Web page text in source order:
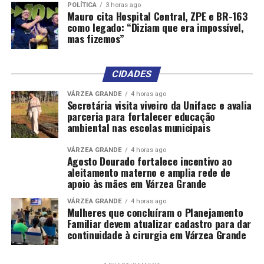
Emídio também criticou a ausência de projetos
habitacionais para remanejamento das famílias e
lembrou que a ocupação da região começou no fim da
Presidente do bairro Silvanópolis, Jurandir Souza,
afirmou que os moradores foram surpreendidos pela
sentença judicial e relatou que a comunidade aguardava
estudos técnicos que poderiam apontar soluções para
permanência de parte das famílias.
“Hoje são cerca de 1.500 famílias vivendo ali. Tem
idosos, cadeirantes, muitas crianças. A expectativa
sempre foi de regularização, por ser uma área do
estado”, afirmou.
Já o presidente do Paraisópolis, Mário Domingos da
POLÍTICA 3 horas ago
Mauro cita Hospital Central, ZPE e BR-163
como legado: “Diziam que era impossível,
mas fizemos”
CIDADES
VÁRZEA GRANDE 4 horas ago
Secretária visita viveiro da Unifacc e avalia
parceria para fortalecer educação
ambiental nas escolas municipais
VÁRZEA GRANDE 4 horas ago
Agosto Dourado fortalece incentivo ao
aleitamento materno e amplia rede de
apoio às mães em Várzea Grande
VÁRZEA GRANDE 4 horas ago
Mulheres que concluíram o Planejamento
Familiar devem atualizar cadastro para dar
continuidade à cirurgia em Várzea Grande